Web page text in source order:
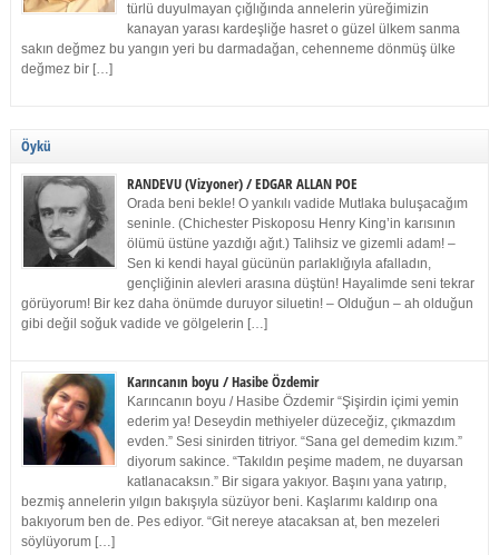
türlü duyulmayan çığlığında annelerin yüreğimizin
kanayan yarası kardeşliğe hasret o güzel ülkem sanma
sakın değmez bu yangın yeri bu darmadağan, cehenneme dönmüş ülke
değmez bir […]
Öykü
RANDEVU (Vizyoner) / EDGAR ALLAN POE
Orada beni bekle! O yankılı vadide Mutlaka buluşacağım
seninle. (Chichester Piskoposu Henry King’in karısının
ölümü üstüne yazdığı ağıt.) Talihsiz ve gizemli adam! –
Sen ki kendi hayal gücünün parlaklığıyla afalladın,
gençliğinin alevleri arasına düştün! Hayalimde seni tekrar
görüyorum! Bir kez daha önümde duruyor siluetin! – Olduğun – ah olduğun
gibi değil soğuk vadide ve gölgelerin […]
Karıncanın boyu / Hasibe Özdemir
Karıncanın boyu / Hasibe Özdemir “Şişirdin içimi yemin
ederim ya! Deseydin methiyeler düzeceğiz, çıkmazdım
evden.” Sesi sinirden titriyor. “Sana gel demedim kızım.”
diyorum sakince. “Takıldın peşime madem, ne duyarsan
katlanacaksın.” Bir sigara yakıyor. Başını yana yatırıp,
bezmiş annelerin yılgın bakışıyla süzüyor beni. Kaşlarımı kaldırıp ona
bakıyorum ben de. Pes ediyor. “Git nereye atacaksan at, ben mezeleri
söylüyorum […]